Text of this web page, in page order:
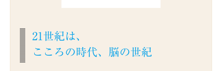
21世紀は、
こころの時代、脳の世紀